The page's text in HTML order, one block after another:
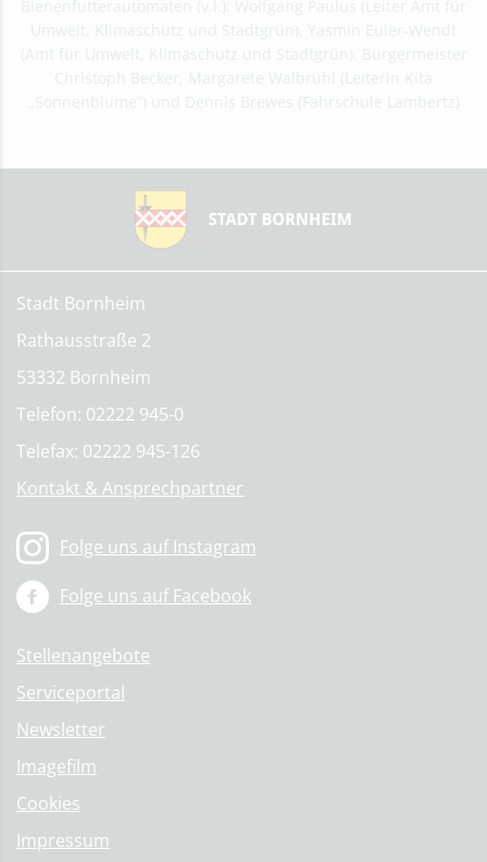
Stadt Bornheim
Rathausstraße 2
53332 Bornheim
Telefon: 02222 945-0
Telefax: 02222 945-126
Kontakt & Ansprechpartner
Folge uns auf Instagram
Folge uns auf Facebook
Stellenangebote
Serviceportal
Newsletter
Imagefilm
Cookies
Impressum